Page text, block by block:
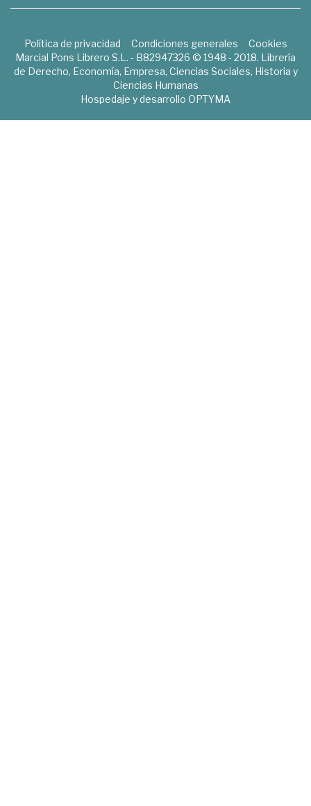
Política de privacidad Condiciones generales
Cookies
Marcial Pons Librero S.L. - B82947326 © 1948 - 2018. Librería
de Derecho, Economía, Empresa, Ciencias Sociales, Historia y
Ciencias Humanas
Hospedaje y desarrollo OPTYMA